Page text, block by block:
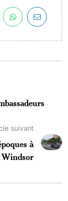
suivant
à
Windsor